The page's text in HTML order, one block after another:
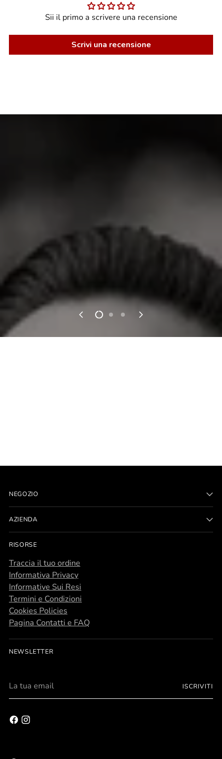
Sii il primo a scrivere una recensione
Scrivi una recensione
NEGOZIO
AZIENDA
RISORSE
Traccia il tuo ordine
Informativa Privacy
Informative Sui Resi
Termini e Condizioni
Cookies Policies
Pagina Contatti e FAQ
NEWSLETTER
tua
ISCRIVITI